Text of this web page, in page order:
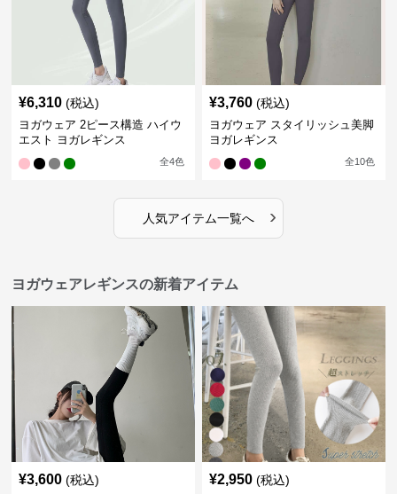
¥6,310 (税込)
ヨガウェア 2ピース構造 ハイウ
エスト ヨガレギンス
全4色
¥3,760 (税込)
ヨガウェア スタイリッシュ美脚
ヨガレギンス
全10色
人気アイテム一覧へ ›
ヨガウェアレギンスの新着アイテム
¥3,600 (税込) ¥2,950 (税込)